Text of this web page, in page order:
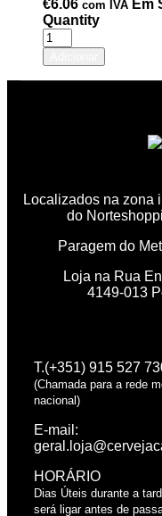
€6.06 com IVA Em
Quantity
Localizados na zona
do
Paragem do
Loja na Rua
4149-013
T.(+351) 915 527
(Chamada para a rede
nacional)
E-mail:
HORÁRIO
Dias Úteis durante a
será ligar antes de